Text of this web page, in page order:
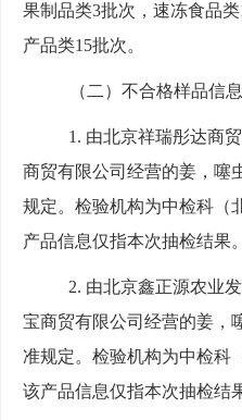
果制品类3批次，速冻食品类
产品类15批次。
（二）不合格样品信息
1. 由北京祥瑞彤达商
商贸有限公司经营的姜，噻
规定。检验机构为中检科（
产品信息仅指本次抽检结果。
2. 由北京鑫正源农业
宝商贸有限公司经营的姜，
准规定。检验机构为中检科
该产品信息仅指本次抽检结